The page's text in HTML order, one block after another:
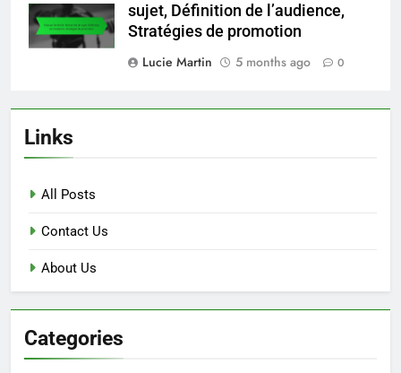
sujet, Définition de l’audience,
Stratégies de promotion
Lucie Martin
5 months ago 0
Links
All Posts
Contact Us
About Us
Categories